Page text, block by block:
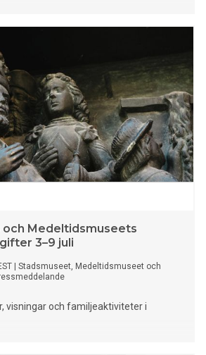
Medeltidsmuseets
3–9 juli
Stadsmuseet, Medeltidsmuseet och
visningar och familjeaktiviteter i